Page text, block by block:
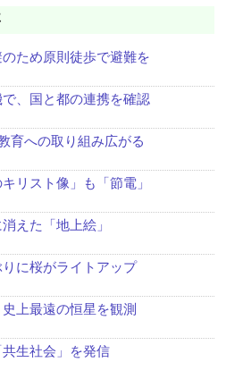
ため原則徒歩で避難を
、国と都の連携を確認
育への取り組み広がる
リスト像」も「節電」
えた「地上絵」
りに桜がライトアップ
上最遠の恒星を観測
生社会」を発信